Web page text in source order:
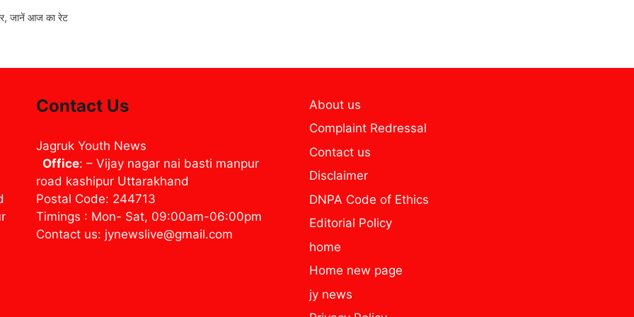
जानें आज का रेट
Contact Us
Jagruk Youth News
Office: – Vijay nagar nai basti manpur
road kashipur Uttarakhand
Postal Code: 244713
Timings : Mon- Sat, 09:00am-06:00pm
Contact us: jynewslive@gmail.com
About us
Complaint Redressal
Contact us
Disclaimer
DNPA Code of Ethics
Editorial Policy
home
Home new page
jy news